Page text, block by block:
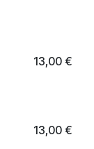
13,00€
13,00€